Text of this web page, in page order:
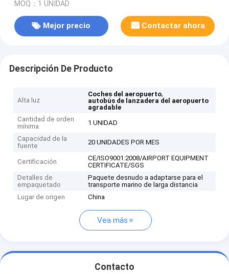
MOQ：1 UNIDAD
Mejor precio Contactar ahora
Descripción De Producto
Alta luz
Coches del aeropuerto,
autobús de lanzadera del aeropuerto
agradable
Cantidad de orden
mínima
1 UNIDAD
Capacidad de la
fuente
20 UNIDADES POR MES
Certificación
CE/ISO9001:2008/AIRPORT EQUIPMENT
CERTIFICATE/SGS
Detalles de
empaquetado
Paquete desnudo a adaptarse para el
transporte marino de larga distancia
Lugar de origen
China
Vea más
Contacto